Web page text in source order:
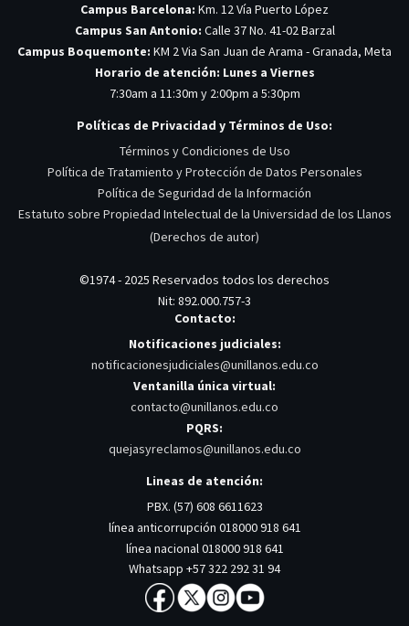
Campus Barcelona: Km. 12 Vía Puerto López
Campus San Antonio: Calle 37 No. 41-02 Barzal
Campus Boquemonte: KM 2 Via San Juan de Arama - Granada, Meta
Horario de atención: Lunes a Viernes
7:30am a 11:30m y 2:00pm a 5:30pm
Políticas de Privacidad y Términos de Uso:
Términos y Condiciones de Uso
Política de Tratamiento y Protección de Datos Personales
Política de Seguridad de la Información
Estatuto sobre Propiedad Intelectual de la Universidad de los Llanos
(Derechos de autor)
©1974 - 2025 Reservados todos los derechos
Nit: 892.000.757-3
Contacto:
Notificaciones judiciales:
notificacionesjudiciales@unillanos.edu.co
Ventanilla única virtual:
contacto@unillanos.edu.co
PQRS:
quejasyreclamos@unillanos.edu.co
Lineas de atención:
PBX. (57) 608 6611623
línea anticorrupción 018000 918 641
línea nacional 018000 918 641
Whatsapp +57 322 292 31 94